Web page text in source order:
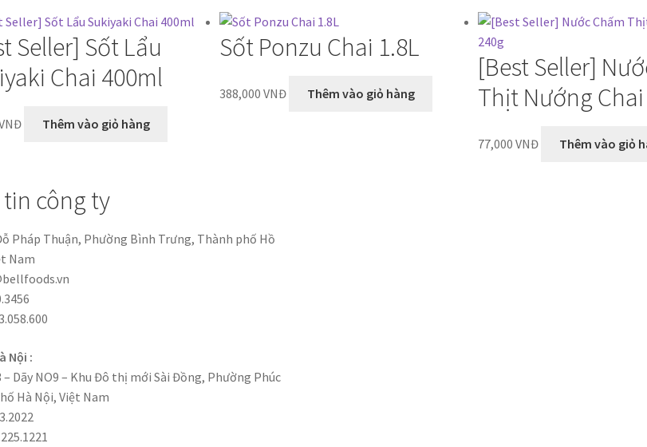
Seller] Sốt Lẩu
Chai 400ml
Thêm vào giỏ hàng
Sốt Ponzu Chai 1.8L
388,000 VNĐ Thêm vào giỏ hàng
[Best Seller]
Thịt Nướng
77,000 VNĐ Thêm vào giỏ
công ty
Pháp Thuận, Phường Bình Trưng, Thành phố Hồ
Nam
Nội :
– Dãy NO9 – Khu Đô thị mới Sài Đồng, Phường Phúc
Hà Nội, Việt Nam